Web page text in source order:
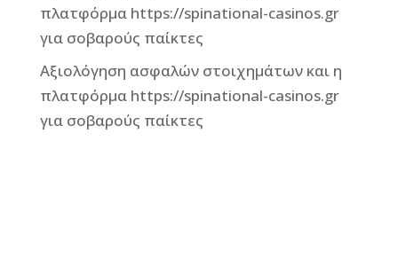
πλατφόρμα https://spinational-casinos.gr
για σοβαρούς παίκτες
Αξιολόγηση ασφαλών στοιχημάτων και η
πλατφόρμα https://spinational-casinos.gr
για σοβαρούς παίκτες